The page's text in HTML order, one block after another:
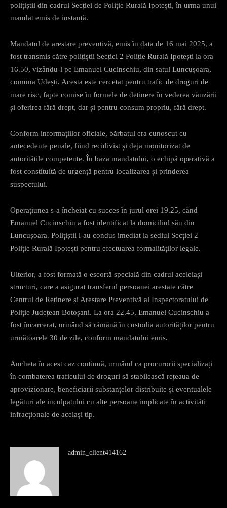
polițiștii din cadrul Secției de Poliție Rurală Ipotești, în urma unui
mandat emis de instanță.
Mandatul de arestare preventivă, emis în data de 16 mai 2025, a
fost transmis către polițiștii Secției 2 Poliție Rurală Ipotești la ora
16.50, vizându-l pe Emanuel Cucinschiu, din satul Luncușoara,
comuna Udești. Acesta este cercetat pentru trafic de droguri de
mare risc, fapte comise în formele de deținere în vederea vânzării
și oferirea fără drept, dar și pentru consum propriu, fără drept.
Conform informațiilor oficiale, bărbatul era cunoscut cu
antecedente penale, fiind recidivist și deja monitorizat de
autoritățile competente. În baza mandatului, o echipă operativă a
fost constituită de urgență pentru localizarea și prinderea
suspectului.
Operațiunea s-a încheiat cu succes în jurul orei 19.25, când
Emanuel Cucinschiu a fost identificat la domiciliul său din
Luncușoara. Polițiștii l-au condus imediat la sediul Secției 2
Poliție Rurală Ipotești pentru efectuarea formalităților legale.
Ulterior, a fost formată o escortă specială din cadrul aceleiași
structuri, care a asigurat transferul persoanei arestate către
Centrul de Reținere și Arestare Preventivă al Inspectoratului de
Poliție Județean Botoșani. La ora 22.45, Emanuel Cucinschiu a
fost încarcerat, urmând să rămână în custodia autorităților pentru
următoarele 30 de zile, conform mandatului emis.
Ancheta în acest caz continuă, urmând ca procurorii specializați
în combaterea traficului de droguri să stabilească rețeaua de
aprovizionare, beneficiarii substanțelor distribuite și eventualele
legături ale inculpatului cu alte persoane implicate în activități
infracționale de același tip.
admin_client414162